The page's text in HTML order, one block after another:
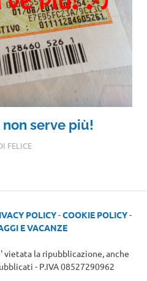
serve più!
FELICE
POLICY-COOKIE POLICY-
E VACANZE
vietata la ripubblicazione, anche
- P.IVA 08527290962